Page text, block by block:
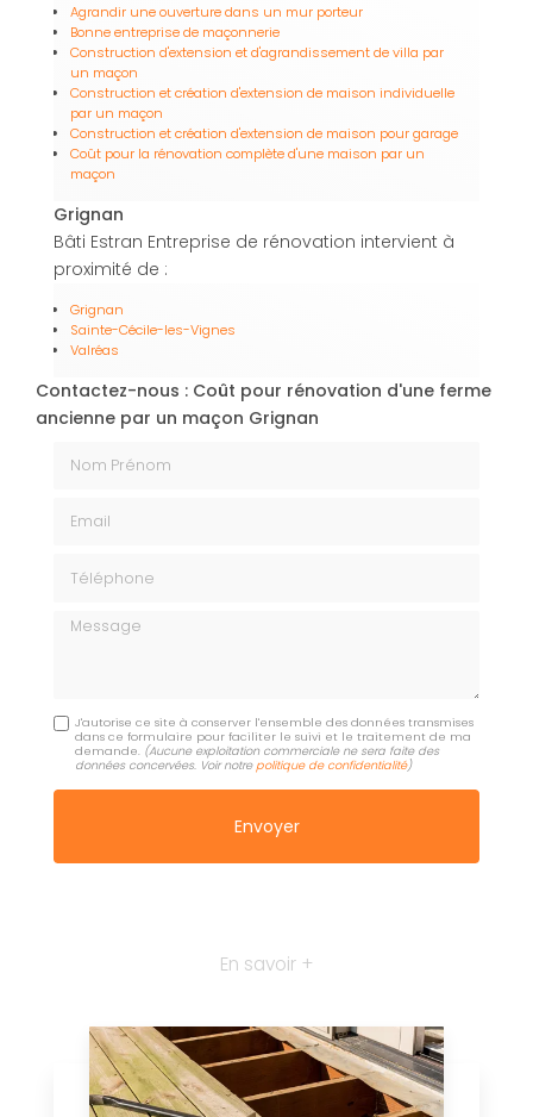
Agrandir une ouverture dans un mur porteur
Bonne entreprise de maçonnerie
Construction d'extension et d'agrandissement de villa par
un maçon
Construction et création d'extension de maison individuelle
par un maçon
Construction et création d'extension de maison pour garage
Coût pour la rénovation complète d'une maison par un
maçon
Grignan
Bâti Estran Entreprise de rénovation intervient à
proximité de :
Grignan
Sainte-Cécile-les-Vignes
Valréas
Contactez-nous : Coût pour rénovation d'une ferme
ancienne par un maçon Grignan
Nom Prénom
Email
Téléphone
Message
J'autorise ce site à conserver l'ensemble des données transmises
dans ce formulaire pour faciliter le suivi et le traitement de ma
demande. (Aucune exploitation commerciale ne sera faite des
données concervées. Voir notrepolitique de confidentialité)
En savoir +